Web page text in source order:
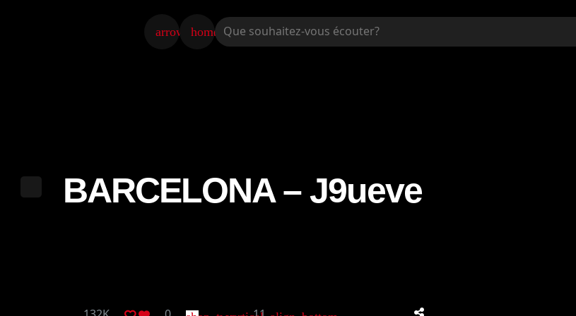
arrow_back
home
BARCELONA – J9ueve